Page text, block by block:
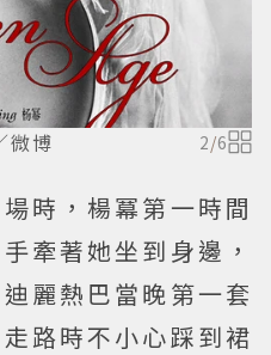
微博 2/6
時，楊冪第一時間
牽著她坐到身邊，
麗熱巴當晚第一套
路時不小心踩到裙